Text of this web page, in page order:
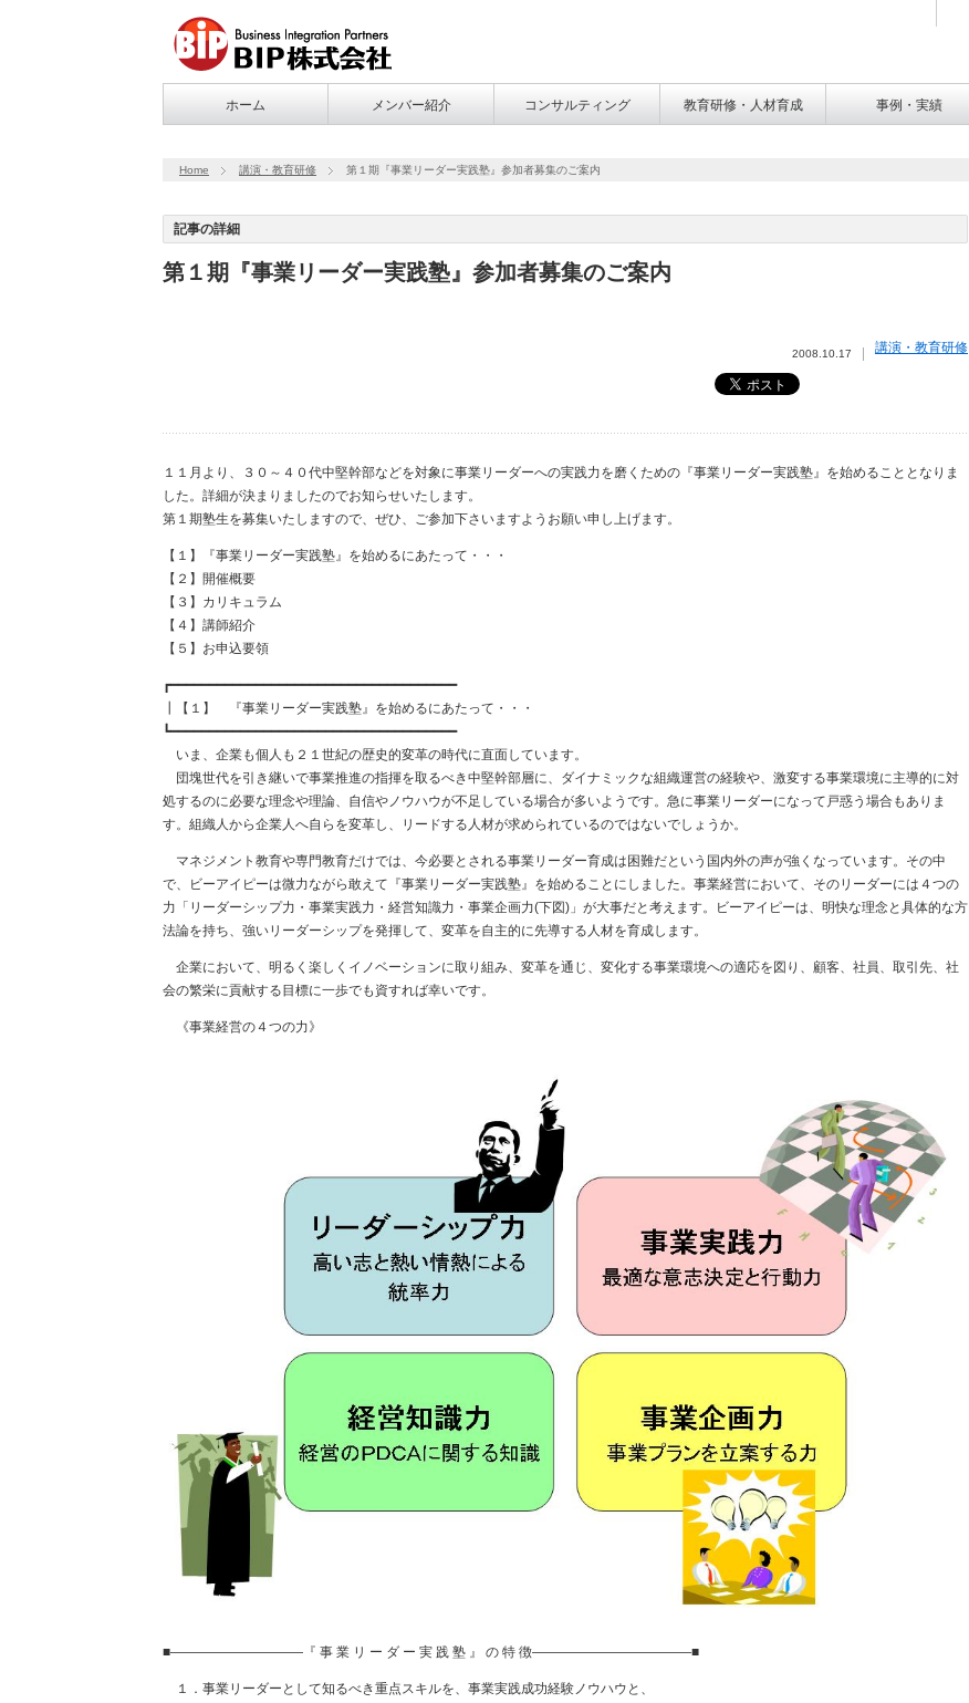
ホーム メンバー紹介 コンサルティング 教育研修・人材育成 事例・実績
Home 講演・教育研修 第１期『事業リーダー実践塾』参加者募集のご案内
記事の詳細
第１期『事業リーダー実践塾』参加者募集のご案内
2008.10.17 講演・教育研修
１１月より、３０～４０代中堅幹部などを対象に事業リーダーへの実践力を磨くための『事業リーダー実践塾』を始めることとなりま
した。詳細が決まりましたのでお知らせいたします。
第１期塾生を募集いたしますので、ぜひ、ご参加下さいますようお願い申し上げます。
【１】『事業リーダー実践塾』を始めるにあたって・・・
【２】開催概要
【３】カリキュラム
【４】講師紹介
【５】お申込要領
┏━━━━━━━━━━━━━━━━━━━━━━━━━━━━━━━━━━━━━
┃【１】 『事業リーダー実践塾』を始めるにあたって・・・
┗━━━━━━━━━━━━━━━━━━━━━━━━━━━━━━━━━━━━━
いま、企業も個人も２１世紀の歴史的変革の時代に直面しています。
団塊世代を引き継いで事業推進の指揮を取るべき中堅幹部層に、ダイナミックな組織運営の経験や、激変する事業環境に主導的に対
処するのに必要な理念や理論、自信やノウハウが不足している場合が多いようです。急に事業リーダーになって戸惑う場合もありま
す。組織人から企業人へ自らを変革し、リードする人材が求められているのではないでしょうか。
マネジメント教育や専門教育だけでは、今必要とされる事業リーダー育成は困難だという国内外の声が強くなっています。その中
で、ビーアイピーは微力ながら敢えて『事業リーダー実践塾』を始めることにしました。事業経営において、そのリーダーには４つの
力「リーダーシップ力・事業実践力・経営知識力・事業企画力(下図)」が大事だと考えます。ビーアイピーは、明快な理念と具体的な方
法論を持ち、強いリーダーシップを発揮して、変革を自主的に先導する人材を育成します。
企業において、明るく楽しくイノベーションに取り組み、変革を通じ、変化する事業環境への適応を図り、顧客、社員、取引先、社
会の繁栄に貢献する目標に一歩でも資すれば幸いです。
《事業経営の４つの力》
■――――――――――『 事 業 リ ー ダ ー 実 践 塾 』 の 特 徴――――――――――――■
１．事業リーダーとして知るべき重点スキルを、事業実践成功経験ノウハウと、